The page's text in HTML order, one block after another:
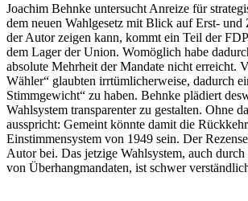
Joachim Behnke untersucht Anreize für
dem neuen Wahlgesetz mit Blick auf Erst- und
der Autor zeigen kann, kommt ein Teil der
dem Lager der Union. Womöglich habe
absolute Mehrheit der Mandate nicht erreicht.
Wähler“ glaubten irrtümlicherweise, dadurch
Stimmgewicht“ zu haben. Behnke plädiert
Wahlsystem transparenter zu gestalten. Ohne
ausspricht: Gemeint könnte damit die
Einstimmensystem von 1949 sein. Der
Autor bei. Das jetzige Wahlsystem, auch
von Überhangmandaten, ist schwer